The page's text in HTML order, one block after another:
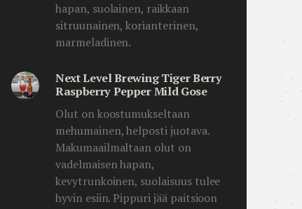
hapan, suolainen, raikkaan
sitruunainen, korianterinen,
marmeladinen.
Next Level Brewing Tiger Berry
Raspberry Pepper Mild Gose
Olut on koostumukseltaan
mehumainen, helposti juotava.
Makumaailmaltaan olut on
vadelmaisen hapan,
kevytrunkoinen, suolaisuus tulee
hyvin esiin. Pippuri jää paitsioon